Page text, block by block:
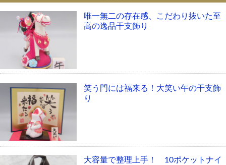
唯一無二の存在感、こだわり抜いた至
高の逸品干支飾り
笑う門には福来る！大笑い午の干支飾
り
大容量で整理上手！ 10ポケットナイ